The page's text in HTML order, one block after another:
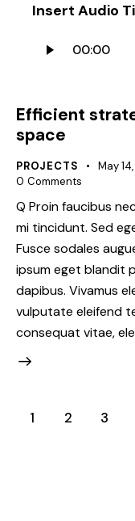
Insert Audio
Player
00:00
Efficient
space
PROJECTS May
0 Comments
Q Proin faucibus
mi tincidunt. Sed
Fusce sodales
ipsum eget blandit
dapibus. Vivamus
vulputate eleifend
consequat vitae,
1 2 3